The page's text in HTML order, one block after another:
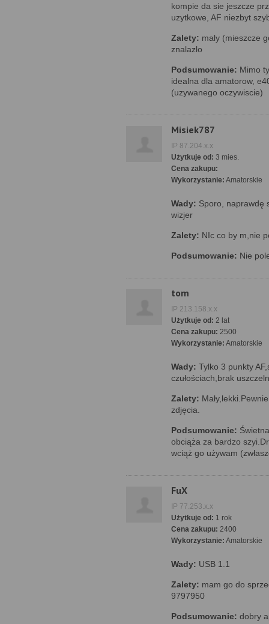
kompie da sie jeszcze
uzytkowe, AF niezbyt
Zalety: maly (mieszcze
znalazlo
Podsumowanie: Mimo
idealna dla amatorow,
(uzywanego oczywiscie)
Misiek787
IP 87.204.x.x
Użytkuje od: 3 mies.
Cena zakupu:
Wykorzystanie: Amatorskie
Wady: Sporo, naprawdę
wizjer
Zalety: NIc co by m,nie
Podsumowanie: Nie
tom
IP 213.158.x.x
Użytkuje od: 2 lat
Cena zakupu: 2500
Wykorzystanie: Amatorskie
Wady: Tylko 3 punkty
czułościach,brak
Zalety:
zdjęcia.
Podsumowanie:
obciąża za bardzo
wciąż go używam
FuX
IP 77.253.x.x
Użytkuje od: 1 rok
Cena zakupu: 2400
Wykorzystanie: Amatorskie
Wady: USB 1.1
Zalety: mam go do
9797950
Podsumowanie: dobry